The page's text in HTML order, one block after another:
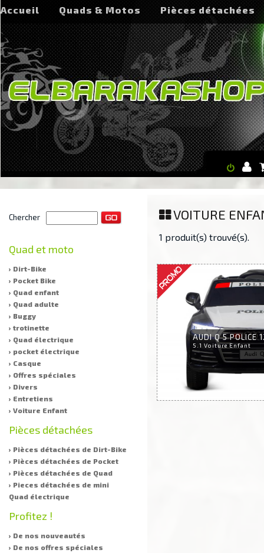
Accueil Quads & Motos Pièces détachées
Chercher
Quad et moto
› Dirt-Bike
› Pocket Bike
› Quad enfant
› Quad adulte
› Buggy
› trotinette
› Quad électrique
› pocket électrique
› Casque
› Offres spéciales
› Divers
› Entretiens
› Voiture Enfant
Pièces détachées
› Pièces détachées de Dirt-Bike
› Pièces détachées de Pocket
› Pièces détachées de Quad
› Pieces détachées de mini
Quad électrique
Profitez !
› De nos nouveautés
› De nos offres spéciales
VOITURE
1 produit(s) trouvé(s).
AUDI Q 5 POLICE
5.1 Voiture Enfant